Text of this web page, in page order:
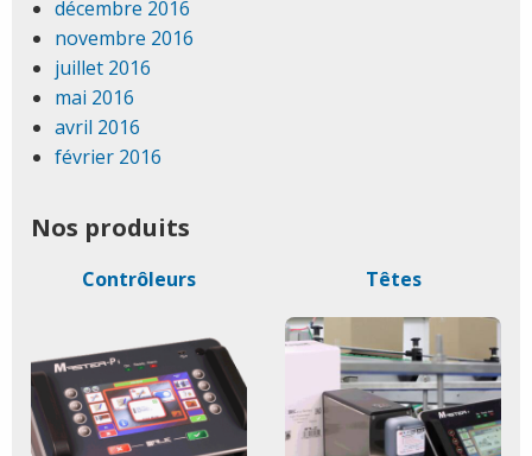
décembre 2016
novembre 2016
juillet 2016
mai 2016
avril 2016
février 2016
Nos produits
Contrôleurs Têtes